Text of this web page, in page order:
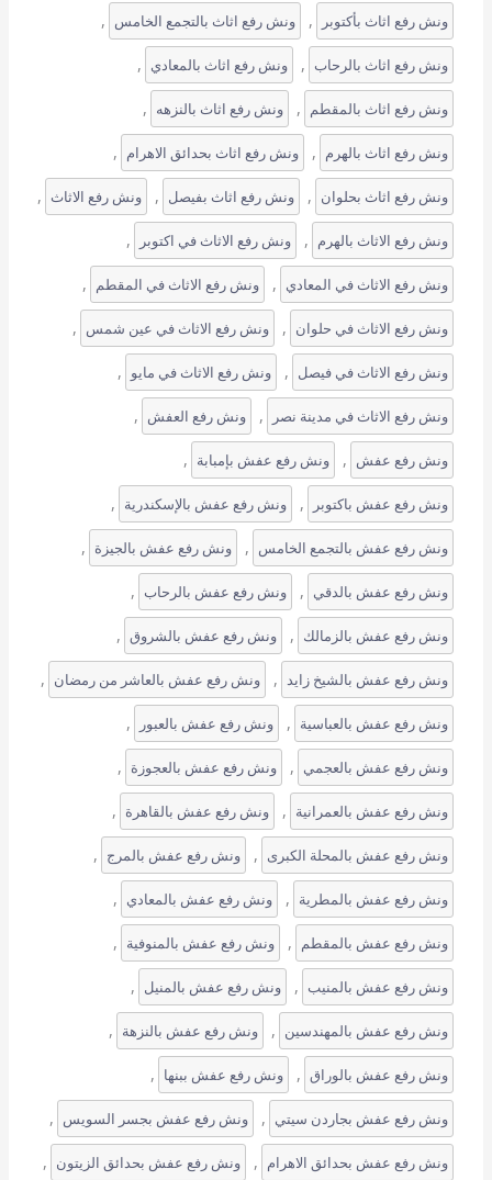
ونش رفع اثاث بأكتوبر , ونش رفع اثاث بالتجمع الخامس ,
ونش رفع اثاث بالرحاب , ونش رفع اثاث بالمعادي ,
ونش رفع اثاث بالمقطم , ونش رفع اثاث بالنزهه ,
ونش رفع اثاث بالهرم , ونش رفع اثاث بحدائق الاهرام ,
ونش رفع اثاث بحلوان , ونش رفع اثاث بفيصل , ونش رفع الاثاث ,
ونش رفع الاثاث بالهرم , ونش رفع الاثاث في اكتوبر ,
ونش رفع الاثاث في المعادي , ونش رفع الاثاث في المقطم ,
ونش رفع الاثاث في حلوان , ونش رفع الاثاث في عين شمس ,
ونش رفع الاثاث في فيصل , ونش رفع الاثاث في مايو ,
ونش رفع الاثاث في مدينة نصر , ونش رفع العفش ,
ونش رفع عفش , ونش رفع عفش بإمبابة ,
ونش رفع عفش باكتوبر , ونش رفع عفش بالإسكندرية ,
ونش رفع عفش بالتجمع الخامس , ونش رفع عفش بالجيزة ,
ونش رفع عفش بالدقي , ونش رفع عفش بالرحاب ,
ونش رفع عفش بالزمالك , ونش رفع عفش بالشروق ,
ونش رفع عفش بالشيخ زايد , ونش رفع عفش بالعاشر من رمضان ,
ونش رفع عفش بالعباسية , ونش رفع عفش بالعبور ,
ونش رفع عفش بالعجمي , ونش رفع عفش بالعجوزة ,
ونش رفع عفش بالعمرانية , ونش رفع عفش بالقاهرة ,
ونش رفع عفش بالمحلة الكبرى , ونش رفع عفش بالمرج ,
ونش رفع عفش بالمطرية , ونش رفع عفش بالمعادي ,
ونش رفع عفش بالمقطم , ونش رفع عفش بالمنوفية ,
ونش رفع عفش بالمنيب , ونش رفع عفش بالمنيل ,
ونش رفع عفش بالمهندسين , ونش رفع عفش بالنزهة ,
ونش رفع عفش بالوراق , ونش رفع عفش ببنها ,
ونش رفع عفش بجاردن سيتي , ونش رفع عفش بجسر السويس ,
ونش رفع عفش بحدائق الاهرام , ونش رفع عفش بحدائق الزيتون ,